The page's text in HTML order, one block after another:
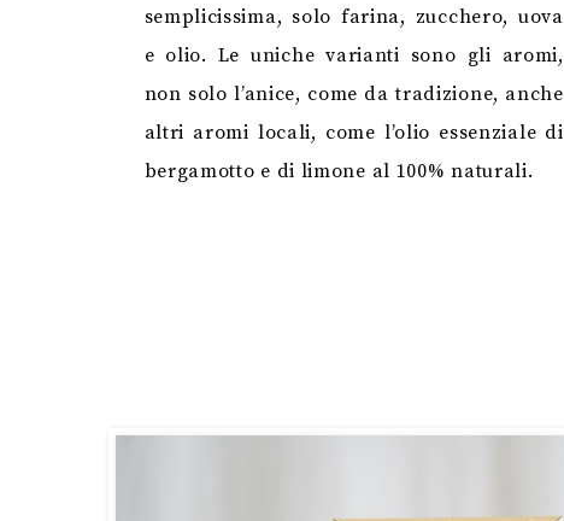
semplicissima, solo farina, zucchero, uova
e olio. Le uniche varianti sono gli aromi,
non solo l’anice, come da tradizione, anche
altri aromi locali, come l’olio essenziale di
bergamotto e di limone al 100% naturali.